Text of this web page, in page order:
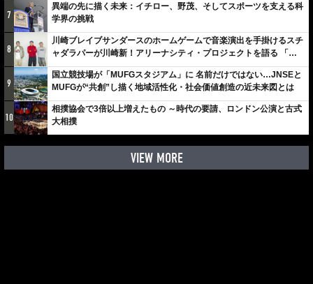
7
異端の先に描く未来：イチロー、野茂、そしてスポーツを支える科
学界の挑戦
8
川崎ブレイブサンダースのホームゲームで音楽演出を手掛けるスチ
ャダラパーが川崎新！アリーナシティ・プロジェクトを語る 「楽
しみでしかないでしょ。川崎は、ずっと成長曲線だから」
9
国立競技場が「MUFGスタジアム」に 名前だけではない…JNSEと
MUFGが“共創”し描く地域活性化・社会価値創造の近未来図とは
10
相撲協会で3倍以上増えたもの ～時代の要請、ロンドン公演と古式
大相撲
VIEW MORE